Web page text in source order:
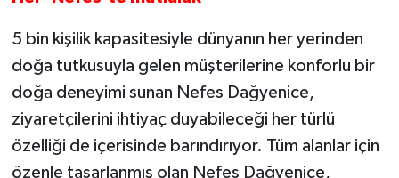
5 bin kişilik kapasitesiyle dünyanın her yerinden
doğa tutkusuyla gelen müşterile­rine konforlu bir
doğa deneyimi sunan Nefes Dağyenice,
ziyaretçilerini ihtiyaç du­yabileceği her türlü
özelliği de içerisinde barındırıyor. Tüm alanlar için
özenle tasar­lanmış olan Nefes Dağyenice,